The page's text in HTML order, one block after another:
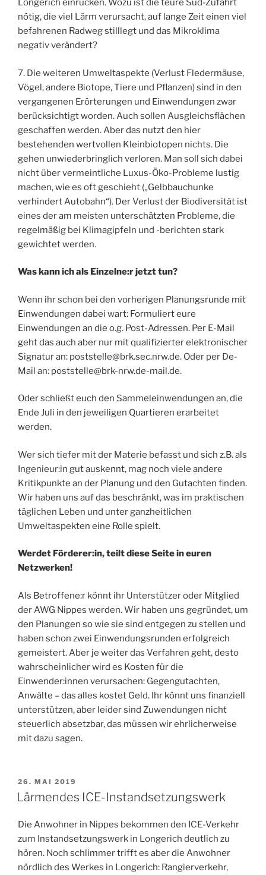
Longerich einrücken. Wozu ist die teure Süd-Zufahrt
nötig, die viel Lärm verursacht, auf lange Zeit einen viel
befahrenen Radweg stilllegt und das Mikroklima
negativ verändert?
7. Die weiteren Umweltaspekte (Verlust Fledermäuse,
Vögel, andere Biotope, Tiere und Pflanzen) sind in den
vergangenen Erörterungen und Einwendungen zwar
berücksichtigt worden. Auch sollen Ausgleichsflächen
geschaffen werden. Aber das nutzt den hier
bestehenden wertvollen Kleinbiotopen nichts. Die
gehen unwiederbringlich verloren. Man soll sich dabei
nicht über vermeintliche Luxus-Öko-Probleme lustig
machen, wie es oft geschieht („Gelbbauchunke
verhindert Autobahn“). Der Verlust der Biodiversität ist
eines der am meisten unterschätzten Probleme, die
regelmäßig bei Klimagipfeln und -berichten stark
gewichtet werden.
Was kann ich als Einzelne:r jetzt tun?
Wenn ihr schon bei den vorherigen Planungsrunde mit
Einwendungen dabei wart: Formuliert eure
Einwendungen an die o.g. Post-Adressen. Per E-Mail
geht das auch aber nur mit qualifizierter elektronischer
Signatur an: poststelle@brk.sec.nrw.de. Oder per De-
Mail an: poststelle@brk-nrw.de-mail.de.
Oder schließt euch den Sammeleinwendungen an, die
Ende Juli in den jeweiligen Quartieren erarbeitet
werden.
Wer sich tiefer mit der Materie befasst und sich z.B. als
Ingenieur:in gut auskennt, mag noch viele andere
Kritikpunkte an der Planung und den Gutachten finden.
Wir haben uns auf das beschränkt, was im praktischen
täglichen Leben und unter ganzheitlichen
Umweltaspekten eine Rolle spielt.
Werdet Förderer:in, teilt diese Seite in euren
Netzwerken!
Als Betroffene:r könnt ihr Unterstützer oder Mitglied
der AWG Nippes werden. Wir haben uns gegründet, um
den Planungen so wie sie sind entgegen zu stellen und
haben schon zwei Einwendungsrunden erfolgreich
gemeistert. Aber je weiter das Verfahren geht, desto
wahrscheinlicher wird es Kosten für die
Einwender:innen verursachen: Gegengutachten,
Anwälte – das alles kostet Geld. Ihr könnt uns finanziell
unterstützen, aber leider sind Zuwendungen nicht
steuerlich absetzbar, das müssen wir ehrlicherweise
mit dazu sagen.
VERÖFFENTLICHT
AM
26. MAI 2019
Lärmendes ICE-Instandsetzungswerk
Die Anwohner in Nippes bekommen den ICE-Verkehr
zum Instandsetzungswerk in Longerich deutlich zu
hören. Noch schlimmer trifft es aber die Anwohner
nördlich des Werkes in Longerich: Rangierverkehr,